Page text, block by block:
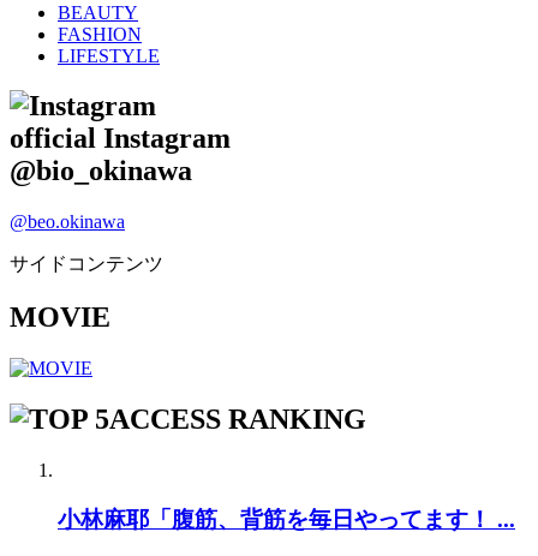
BEAUTY
FASHION
LIFESTYLE
official Instagram
@bio_okinawa
@beo.okinawa
サイドコンテンツ
MOVIE
ACCESS RANKING
小林麻耶「腹筋、背筋を毎日やってます！ ...